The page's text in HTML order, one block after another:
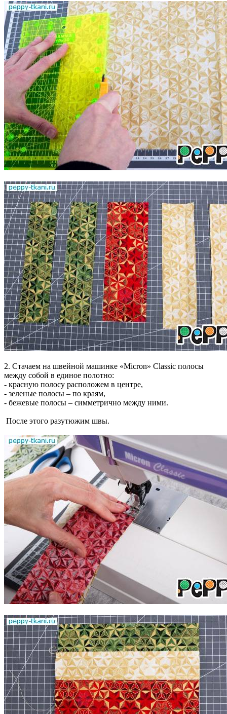
2. Стачаем на швейной машинке «Micron» Classic полосы
между собой в единое полотно:
- красную полосу расположем в центре,
- зеленые полосы – по краям,
- бежевые полосы – симметрично между ними.
После этого разутюжим швы.